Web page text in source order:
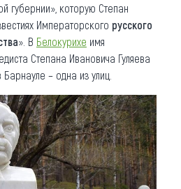
губернии», которую Степан
Императорского русского
». В Белокурихе имя
Степана Ивановича Гуляева
Барнауле – одна из улиц.